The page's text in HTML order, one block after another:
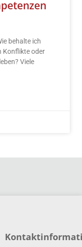
behalte ich
Konflikte oder
Viele